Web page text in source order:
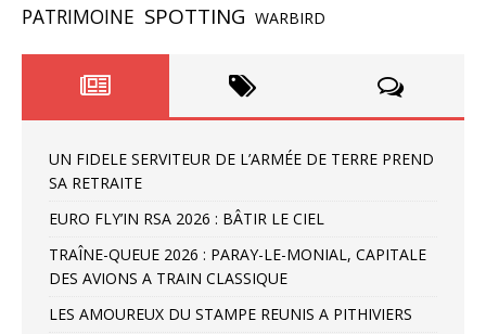
PATRIMOINE SPOTTING WARBIRD
UN FIDELE SERVITEUR DE L’ARMÉE DE TERRE PREND
SA RETRAITE
EURO FLY’IN RSA 2026 : BÂTIR LE CIEL
TRAÎNE-QUEUE 2026 : PARAY-LE-MONIAL, CAPITALE
DES AVIONS A TRAIN CLASSIQUE
LES AMOUREUX DU STAMPE REUNIS A PITHIVIERS